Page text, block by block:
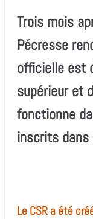
Trois mois
Pécresse
officielle est
supérieur et
fonctionne
inscrits dans
Le CSR a été